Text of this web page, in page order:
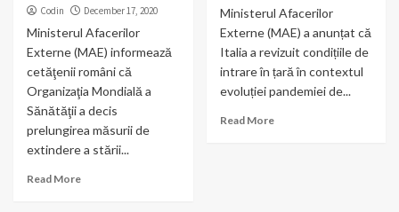
Codin December 17, 2020
Ministerul Afacerilor
Externe (MAE) informează
cetăţenii români că
Organizaţia Mondială a
Sănătăţii a decis
prelungirea măsurii de
extindere a stării...
Read More
Ministerul Afacerilor
Externe (MAE) a anunțat că
Italia a revizuit condițiile de
intrare în țară în contextul
evoluției pandemiei de...
Read More